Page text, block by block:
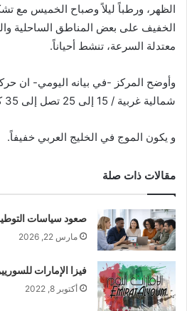
الظهر، ورطباً ليلاً وصباح الخميس مع
الخفيف على بعض المناطق الساحلية
معتدلة السرعة، تنشط أحياناً.
وأوضح المركز -في بيانه اليومي- ان
شمالية غربية / 15 إلى 25 تصل إلى 35 كم/س.
و يكون الموج في الخليج العربي خفيفاً.
مقالات ذات صلة
صعود سياسات التوطين
مارس 22, 2026
فيزا الإمارات
أكتوبر 8, 2022